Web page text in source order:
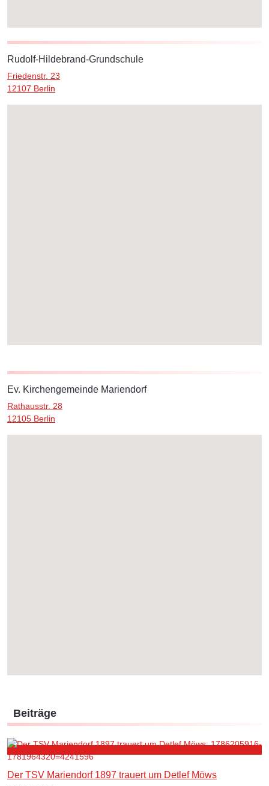
Rudolf-Hildebrand-Grundschule
Friedenstr. 23
12107 Berlin
Ev. Kirchengemeinde Mariendorf
Rathausstr. 28
12105 Berlin
Beiträge
Der TSV Mariendorf 1897 trauert um Detlef Möws